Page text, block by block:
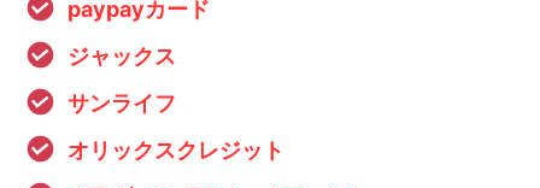
paypayカード
ジャックス
サンライフ
オリックスクレジット